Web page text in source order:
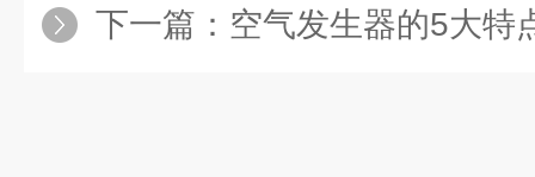
下一篇： 空气发生器的5大特